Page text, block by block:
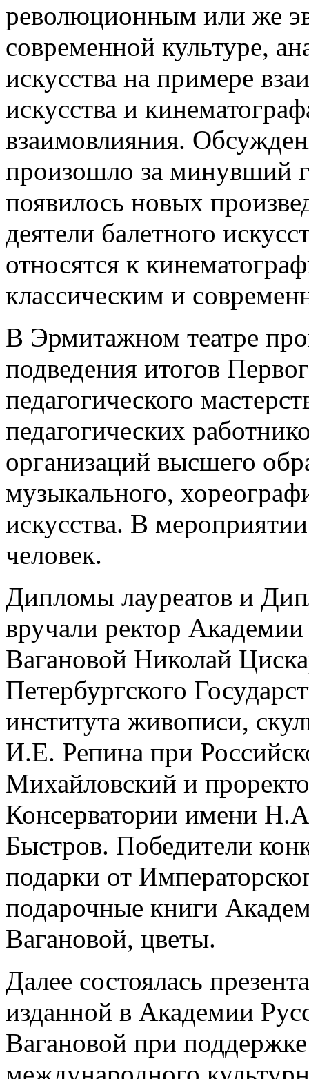
революционным или же
современной культуре,
искусства на примере
искусства и
взаимовлияния.
произошло за минувший
появилось новых
деятели балетного
относятся к
классическим и
В Эрмитажном театре
подведения итогов
педагогического
педагогических
организаций высшего
музыкального,
искусства. В
человек.
Дипломы лауреатов и
вручали ректор
Вагановой Николай
Петербургского
института живописи,
И.Е. Репина при
Михайловский и
Консерватории имени
Быстров. Победители
подарки от
подарочные книги
Вагановой, цветы.
Далее состоялась
изданной в Академии
Вагановой при